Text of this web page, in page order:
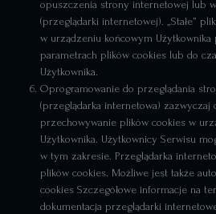
opuszczenia strony internetowej lub
(przeglądarki internetowej). „Stałe”
w urządzeniu końcowym
parametrach plików cookies lub do
Użytkownika.
Oprogramowanie do przeglądania
(przeglądarka internetowa) zazwyczaj
przechowywanie plików cookies w
Użytkownika. Użytkownicy Serwisu
w tym zakresie. Przeglądarka
plików cookies. Możliwe jest także
cookies Szczegółowe informacje na
dokumentacja przeglądarki